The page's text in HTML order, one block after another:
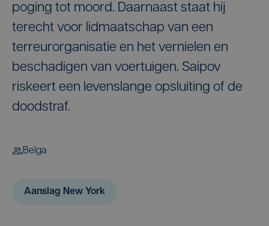
poging tot moord. Daarnaast staat hij
terecht voor lidmaatschap van een
terreurorganisatie en het vernielen en
beschadigen van voertuigen. Saipov
riskeert een levenslange opsluiting of de
doodstraf.
Belga
Aanslag New York